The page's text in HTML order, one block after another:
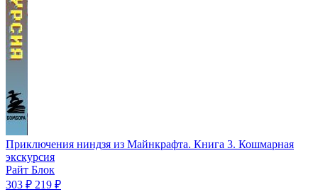
Приключения ниндзя из Майнкрафта. Книга 3. Кошмарная
экскурсия
Райт Блок
303 ₽ 219 ₽